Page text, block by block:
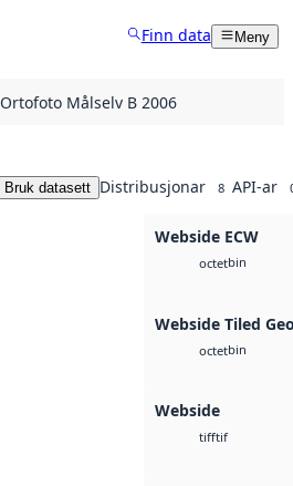
Finn data Meny
Ortofoto Målselv B 2006
Bruk datasett Distribusjonar 8 API-ar
Webside ECW
octetbin
Webside Tiled
octetbin
Webside
tifftif